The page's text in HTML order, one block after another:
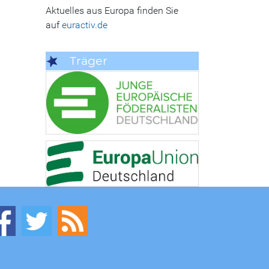
Aktuelles aus Europa finden Sie
aufeuractiv.de
Träger